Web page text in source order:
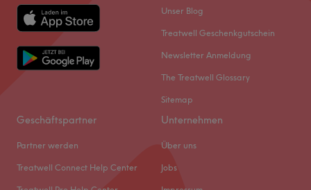
Unser Blog
Treatwell Geschenkgutschein
Newsletter Anmeldung
The Treatwell Glossary
Sitemap
Geschäftspartner
Partner werden
Treatwell Connect Help Center
Unternehmen
Über uns
Jobs